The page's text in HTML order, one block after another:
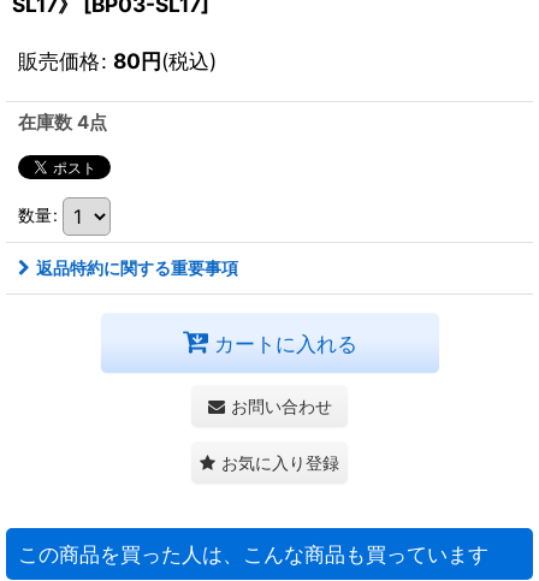
販売価格: 80円(税込)
在庫数 4点
数量:
返品特約に関する重要事項
カートに入れる
お問い合わせ
お気に入り登録
この商品を買った人は、こんな商品も買っています